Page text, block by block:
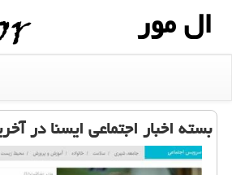
ال مور
بسته اخبار اجتماعی ایسنا در